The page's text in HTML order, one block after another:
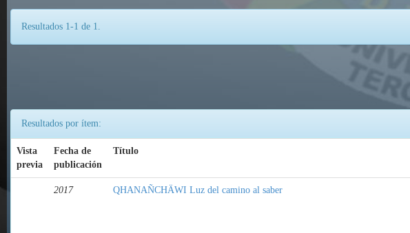
Resultados 1-1 de 1.
Resultados por ítem:
Vista
previa
Fecha de
publicación
Título
2017 QHANAÑCHÄWI Luz del camino al saber